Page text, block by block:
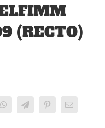
(RECTO)
WhatsAppTelegramPinterestEmail